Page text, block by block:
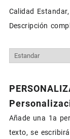
Calidad
Descripción
Añade una 1a
texto, se